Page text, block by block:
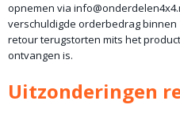
opnemen via
verschuldigde orderbedrag
retour terugstorten mits het
ontvangen is.
Uitzonderingen